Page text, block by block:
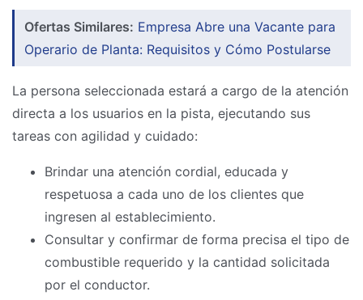
Ofertas Similares: Empresa Abre una Vacante para
Operario de Planta: Requisitos y Cómo Postularse
La persona seleccionada estará a cargo de la atención
directa a los usuarios en la pista, ejecutando sus
tareas con agilidad y cuidado:
Brindar una atención cordial, educada y
respetuosa a cada uno de los clientes que
ingresen al establecimiento.
Consultar y confirmar de forma precisa el tipo de
combustible requerido y la cantidad solicitada
por el conductor.